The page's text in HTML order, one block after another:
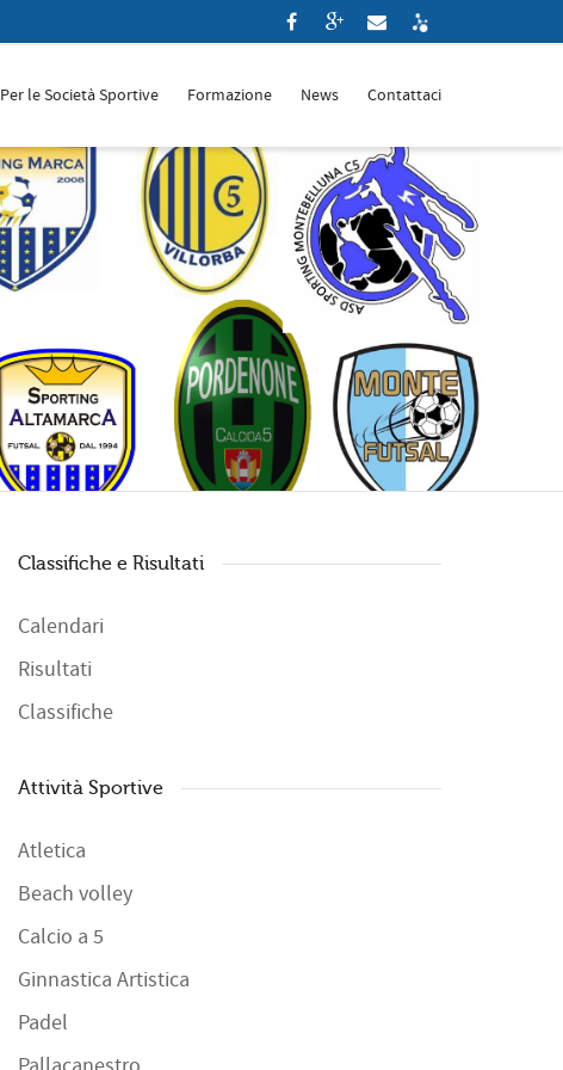
Per le Società Sportive Formazione News Contattaci
Classifiche e Risultati
Calendari
Risultati
Classifiche
Attività Sportive
Atletica
Beach volley
Calcio a 5
Ginnastica Artistica
Padel